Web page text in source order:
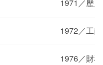
1971／歷史
1972／工
1976／財務